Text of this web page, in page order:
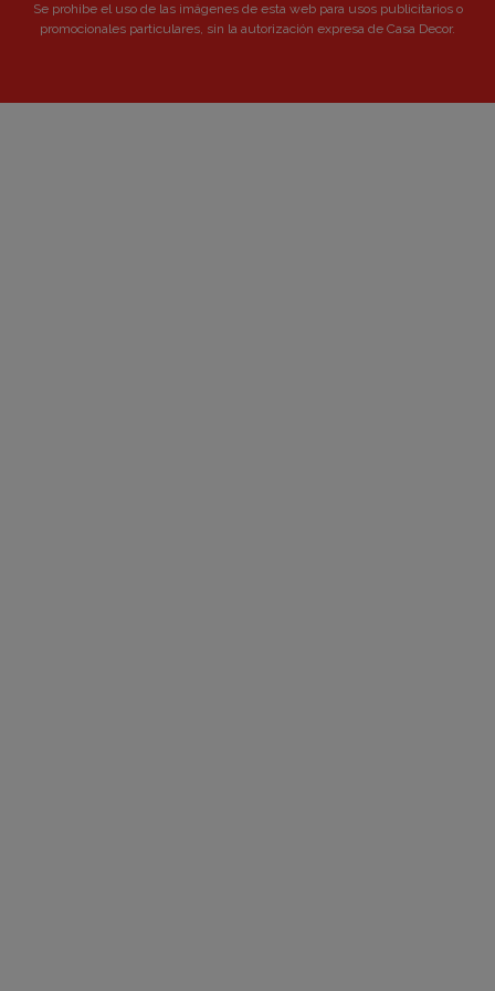
Se prohibe el uso de las imágenes de esta web para usos publicitarios o
promocionales particulares, sin la autorización expresa de Casa Decor.